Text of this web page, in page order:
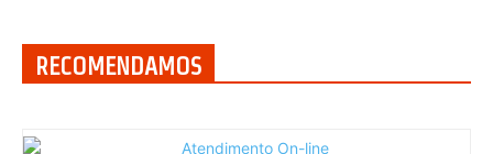
RECOMENDAMOS